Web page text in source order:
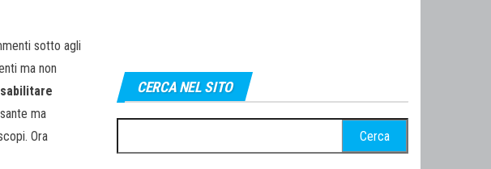
sotto agli
ma non
ma
Ora
CERCA NEL SITO
per: